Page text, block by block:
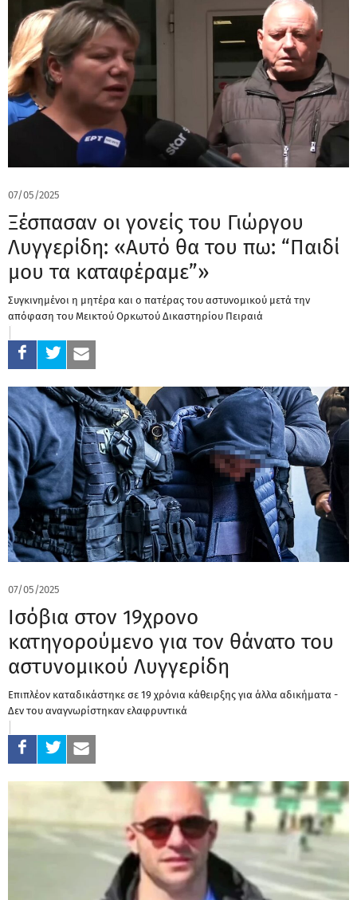
07/05/2025
Ξέσπασαν οι γονείς του Γιώργου
Λυγγερίδη: «Αυτό θα του πω: “Παιδί
μου τα καταφέραμε”»
Συγκινημένοι η μητέρα και ο πατέρας του αστυνομικού μετά την
απόφαση του Μεικτού Ορκωτού Δικαστηρίου Πειραιά
07/05/2025
Ισόβια στον 19χρονο
κατηγορούμενο για τον θάνατο του
αστυνομικού Λυγγερίδη
Επιπλέον καταδικάστηκε σε 19 χρόνια κάθειρξης για άλλα αδικήματα -
Δεν του αναγνωρίστηκαν ελαφρυντικά